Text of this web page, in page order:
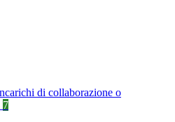
di collaborazione o
7